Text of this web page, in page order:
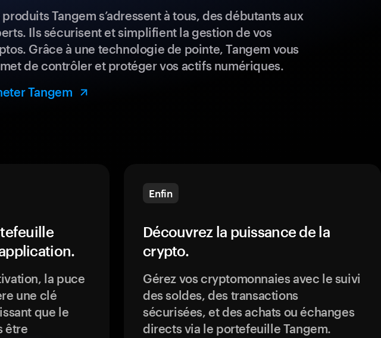
produits Tangem s’adressent à tous, des débutants aux
Ils sécurisent et simplifient la gestion de vos
Grâce à une technologie de pointe, Tangem vous
de contrôler et protéger vos actifs numériques.
Tangem
la puce
une clé
que le
être
Enfin
Découvrez la puissance de la
crypto.
Gérez vos cryptomonnaies avec le suivi
des soldes, des transactions
sécurisées, et des achats ou échanges
directs via le portefeuille Tangem.